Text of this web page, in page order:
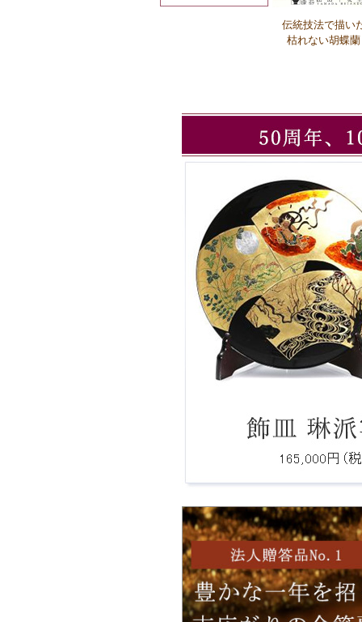
Ｑ：企業ロゴの注文方法を教えてくだ
Ｑ：必要なロゴデータの形式を教えてく
さい。
Ｑ：費用、期間はどれぐらいですか？
Ｑ：ロゴをもとにしたオリジナルデザイ
は製作可能ですか？
Ｑ：品切れの商品は、いつ頃入荷予定で
か。
伝統技法で描い
枯れない胡蝶蘭